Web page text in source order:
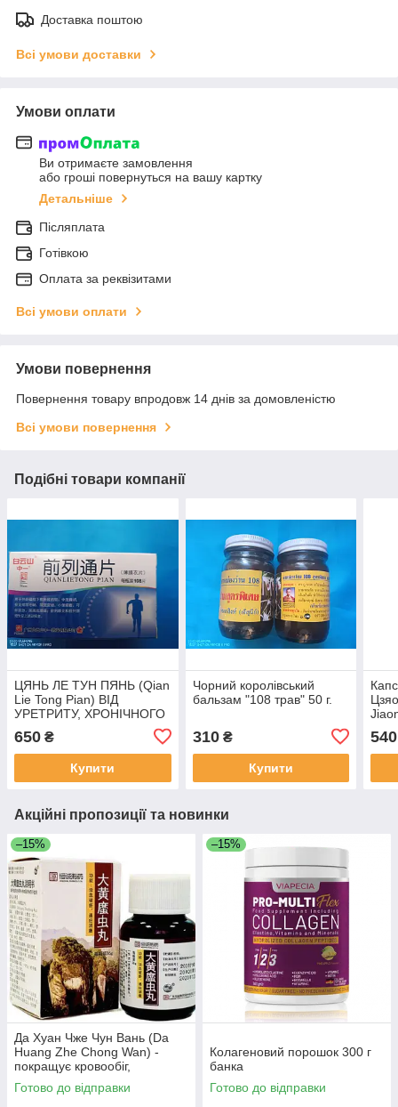
Доставка поштою
Всі умови доставки
Умови оплати
Ви отримаєте замовлення
або гроші повернуться на вашу картку
Детальніше
Післяплата
Готівкою
Оплата за реквізитами
Всі умови оплати
Умови повернення
Повернення товару впродовж 14 днів за домовленістю
Всі умови повернення
Подібні товари компанії
ЦЯНЬ ЛЕ ТУН ПЯНЬ (Qian
Lie Tong Pian) ВІД
УРЕТРИТУ, ХРОНІЧНОГО
АДЕНОМІ ПРОСТАТІ 108
табл
650 ₴
Купити
Чорний королівський
бальзам "108 трав" 50 г.
310₴
Купити
540
Акційні пропозиції та новинки
–15%
Да Хуан Чже Чун Вань (Da
Huang Zhe Chong Wan) -
покращує кровообіг,
протизапальне
Готово до відправки
–15%
Колагеновий порошок 300 г
банка
Готово до відправки